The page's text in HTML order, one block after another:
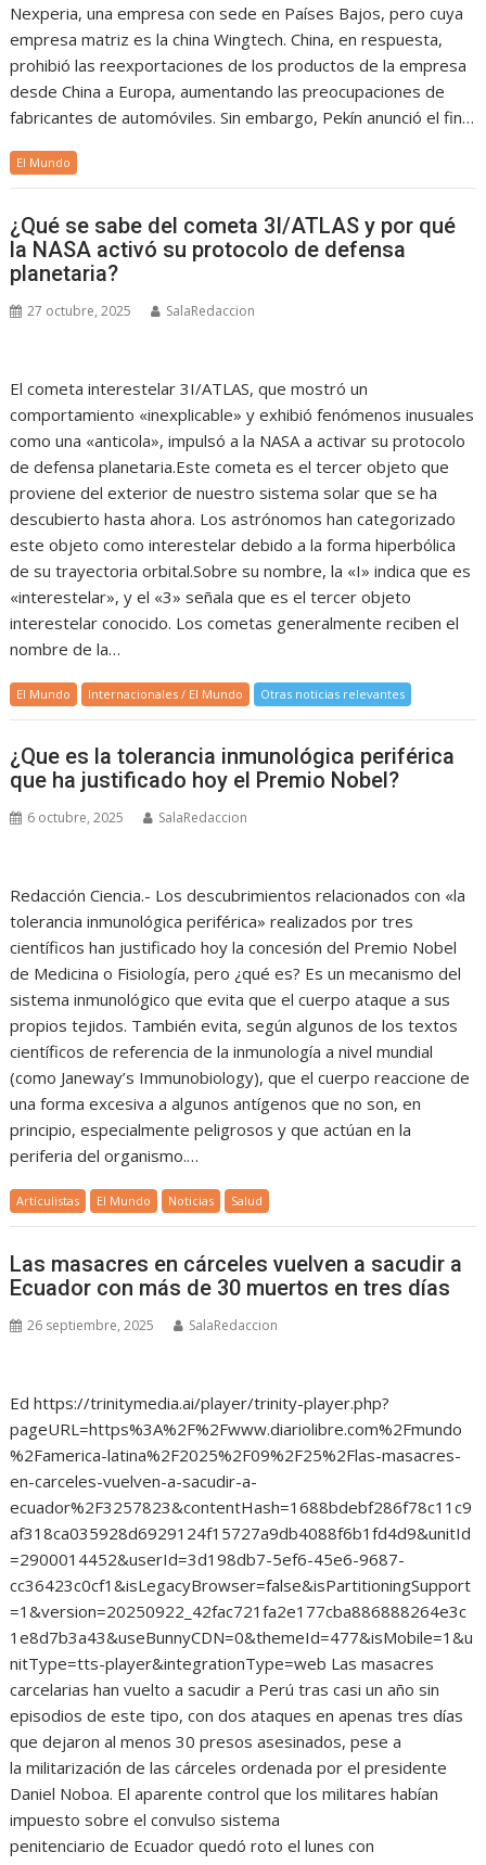
Nexperia, una empresa con sede en Países Bajos, pero cuya
empresa matriz es la china Wingtech. China, en respuesta,
prohibió las reexportaciones de los productos de la empresa
desde China a Europa, aumentando las preocupaciones de
fabricantes de automóviles. Sin embargo, Pekín anunció el fin…
El Mundo
¿Qué se sabe del cometa 3I/ATLAS y por qué
la NASA activó su protocolo de defensa
planetaria?
27 octubre, 2025 SalaRedaccion
El cometa interestelar 3I/ATLAS, que mostró un
comportamiento «inexplicable» y exhibió fenómenos inusuales
como una «anticola», impulsó a la NASA a activar su protocolo
de defensa planetaria.Este cometa es el tercer objeto que
proviene del exterior de nuestro sistema solar que se ha
descubierto hasta ahora. Los astrónomos han categorizado
este objeto como interestelar debido a la forma hiperbólica
de su trayectoria orbital.Sobre su nombre, la «I» indica que es
«interestelar», y el «3» señala que es el tercer objeto
interestelar conocido. Los cometas generalmente reciben el
nombre de la…
El Mundo Internacionales / El Mundo Otras noticias relevantes
¿Que es la tolerancia inmunológica periférica
que ha justificado hoy el Premio Nobel?
6 octubre, 2025 SalaRedaccion
Redacción Ciencia.- Los descubrimientos relacionados con «la
tolerancia inmunológica periférica» realizados por tres
científicos han justificado hoy la concesión del Premio Nobel
de Medicina o Fisiología, pero ¿qué es? Es un mecanismo del
sistema inmunológico que evita que el cuerpo ataque a sus
propios tejidos. También evita, según algunos de los textos
científicos de referencia de la inmunología a nivel mundial
(como Janeway’s Immunobiology), que el cuerpo reaccione de
una forma excesiva a algunos antígenos que no son, en
principio, especialmente peligrosos y que actúan en la
periferia del organismo.…
Artículistas El Mundo Noticias Salud
Las masacres en cárceles vuelven a sacudir a
Ecuador con más de 30 muertos en tres días
26 septiembre, 2025 SalaRedaccion
Ed https://trinitymedia.ai/player/trinity-player.php?
pageURL=https%3A%2F%2Fwww.diariolibre.com%2Fmundo
%2Famerica-latina%2F2025%2F09%2F25%2Flas-masacres-
en-carceles-vuelven-a-sacudir-a-
ecuador%2F3257823&contentHash=1688bdebf286f78c11c9
af318ca035928d6929124f15727a9db4088f6b1fd4d9&unitId
=2900014452&userId=3d198db7-5ef6-45e6-9687-
cc36423c0cf1&isLegacyBrowser=false&isPartitioningSupport
=1&version=20250922_42fac721fa2e177cba886888264e3c
1e8d7b3a43&useBunnyCDN=0&themeId=477&isMobile=1&u
nitType=tts-player&integrationType=web Las masacres
carcelarias han vuelto a sacudir a Perú tras casi un año sin
episodios de este tipo, con dos ataques en apenas tres días
que dejaron al menos 30 presos asesinados, pese a
la militarización de las cárceles ordenada por el presidente
Daniel Noboa. El aparente control que los militares habían
impuesto sobre el convulso sistema
penitenciario de Ecuador quedó roto el lunes con